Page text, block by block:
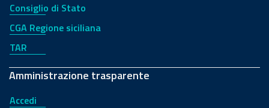
Consiglio di Stato
CGA Regione siciliana
TAR
Amministrazione trasparente
Accedi